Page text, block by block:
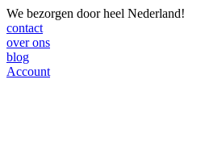
We bezorgen door heel Nederland!
contact
over ons
blog
Account